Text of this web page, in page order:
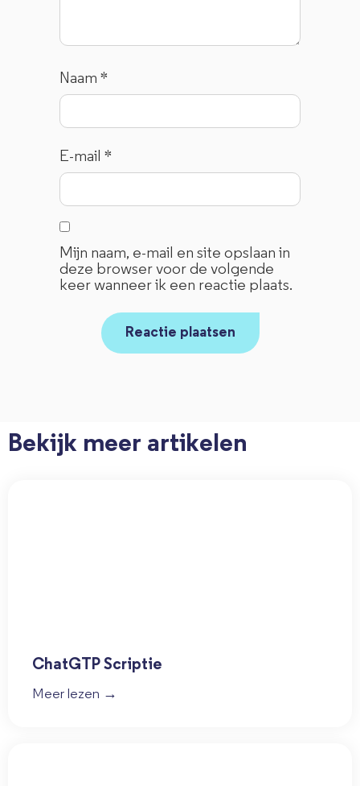
Naam*
E-mail*
Mijn naam, e-mail en site opslaan in
deze browser voor de volgende
keer wanneer ik een reactie plaats.
Bekijk meer artikelen
ChatGTP Scriptie
Meer lezen →